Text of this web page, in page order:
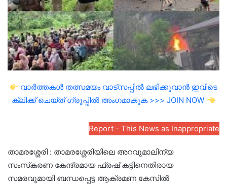
വാർത്തകൾ തത്സമയം വാട്സപ്പിൽ ലഭിക്കുവാൻ ഇവിടെ
ക്ലിക്ക് ചെയ്ത് ഗ്രൂപ്പിൽ അംഗമാകുക >>> JOIN NOW
Report - This News as Inappropriate
താമരശ്ശേരി : താമരശ്ശേരിയിലെ അറവുമാലിന്യ
സംസ്‌കരണ കേന്ദ്രമായ ഫ്രഷ്‌ കട്ടിനെതിരായ
സമരവുമായി ബന്ധപ്പെട്ട ആക്രമണ കേസിൽ